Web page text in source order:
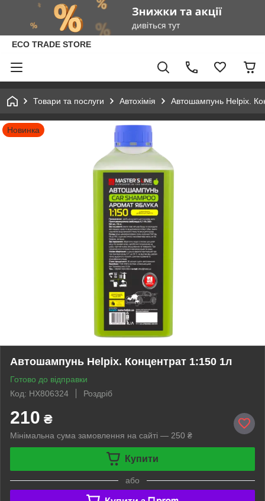
ECO TRADE STORE
Товари та послуги Автохімія Автошампунь Helpix.
Новинка
Автошампунь Helpix. Концентрат 1:150 1л
Готово до відправки
Код: HX806324
Роздріб
210 ₴
Мінімальна сума замовлення на сайті — 250 ₴
Купити
або